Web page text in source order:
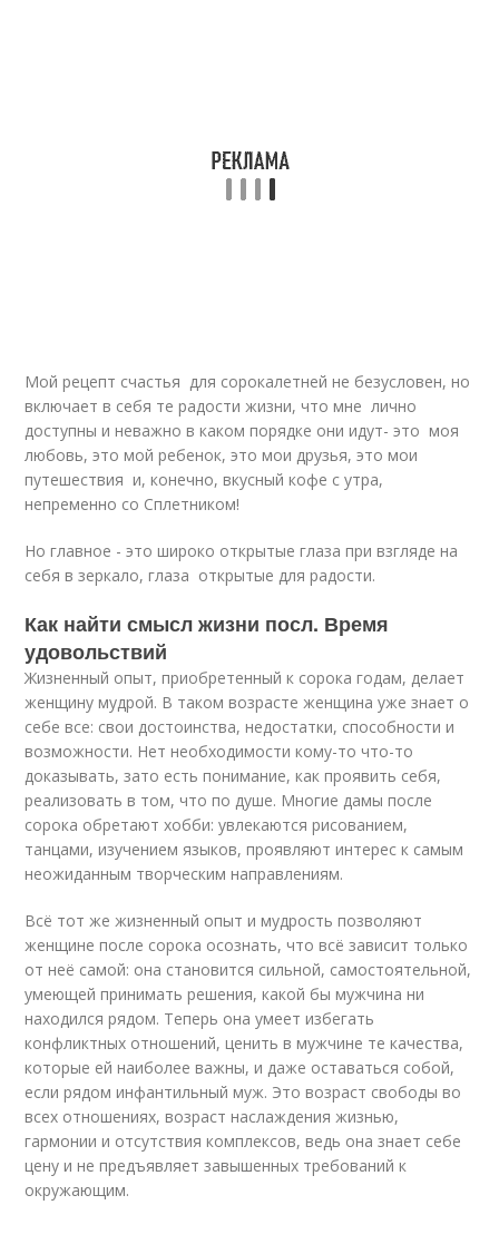
Мой рецепт счастья для сорокалетней не безусловен, но
включает в себя те радости жизни, что мне лично
доступны и неважно в каком порядке они идут- это моя
любовь, это мой ребенок, это мои друзья, это мои
путешествия и, конечно, вкусный кофе с утра,
непременно со Сплетником!
Но главное - это широко открытые глаза при взгляде на
себя в зеркало, глаза открытые для радости.
Как найти смысл жизни посл. Время
удовольствий
Жизненный опыт, приобретенный к сорока годам, делает
женщину мудрой. В таком возрасте женщина уже знает о
себе все: свои достоинства, недостатки, способности и
возможности. Нет необходимости кому-то что-то
доказывать, зато есть понимание, как проявить себя,
реализовать в том, что по душе. Многие дамы после
сорока обретают хобби: увлекаются рисованием,
танцами, изучением языков, проявляют интерес к самым
неожиданным творческим направлениям.
Всё тот же жизненный опыт и мудрость позволяют
женщине после сорока осознать, что всё зависит только
от неё самой: она становится сильной, самостоятельной,
умеющей принимать решения, какой бы мужчина ни
находился рядом. Теперь она умеет избегать
конфликтных отношений, ценить в мужчине те качества,
которые ей наиболее важны, и даже оставаться собой,
если рядом инфантильный муж. Это возраст свободы во
всех отношениях, возраст наслаждения жизнью,
гармонии и отсутствия комплексов, ведь она знает себе
цену и не предъявляет завышенных требований к
окружающим.